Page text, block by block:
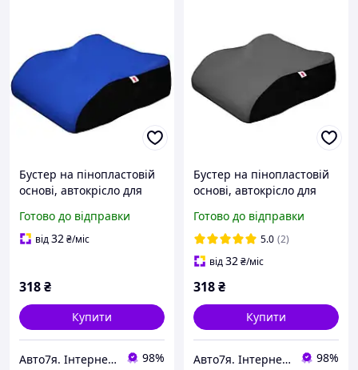
Бустер на пінопластовій
основі, автокрісло для
36 кг Milex AJAX FP-A10004
блакитний
Готово до відправки
від32₴/міс
318₴
Купити
Авто7я. Інтернет-магазин автотоварів avto7ya.com.ua 98%
Бустер на пінопластовій
основі, автокрісло для
36 кг Milex AJAX FP-A10002
сірого кольору
Готово до відправки
5.0 (2)
від32₴/міс
318₴
Купити
Авто7я. Інтернет-магазин автотоварів avto7ya.com.ua 98%